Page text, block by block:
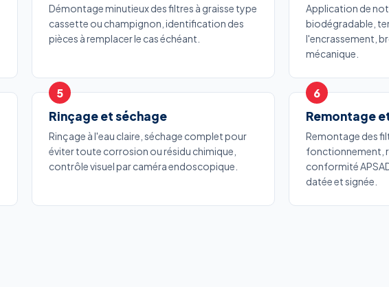
Démontage minutieux des filtres à graisse type
cassette ou champignon, identification des
pièces à remplacer le cas échéant.
Application de
biodégradable,
l'encrassement,
mécanique.
Rinçage et séchage
Rinçage à l'eau claire, séchage complet pour
éviter toute corrosion ou résidu chimique,
contrôle visuel par caméra endoscopique.
Remontage
Remontage des
fonctionnement,
conformité
datée et signée.